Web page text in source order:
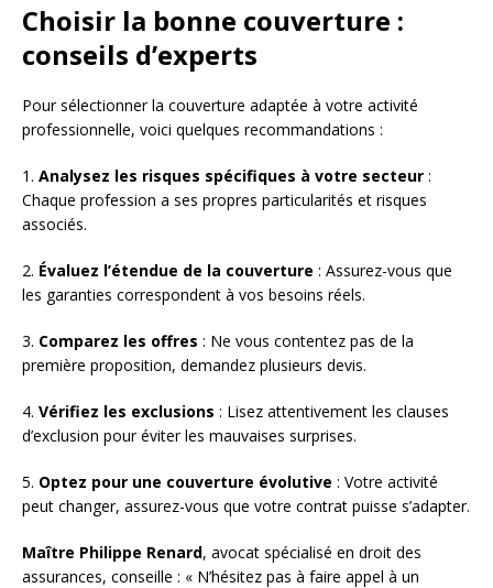
Choisir la bonne couverture :
conseils d’experts
Pour sélectionner la couverture adaptée à votre activité
professionnelle, voici quelques recommandations :
1. Analysez les risques spécifiques à votre secteur :
Chaque profession a ses propres particularités et risques
associés.
2. Évaluez l’étendue de la couverture : Assurez-vous que
les garanties correspondent à vos besoins réels.
3. Comparez les offres : Ne vous contentez pas de la
première proposition, demandez plusieurs devis.
4. Vérifiez les exclusions : Lisez attentivement les clauses
d’exclusion pour éviter les mauvaises surprises.
5. Optez pour une couverture évolutive : Votre activité
peut changer, assurez-vous que votre contrat puisse s’adapter.
Maître Philippe Renard, avocat spécialisé en droit des
assurances, conseille : « N’hésitez pas à faire appel à un